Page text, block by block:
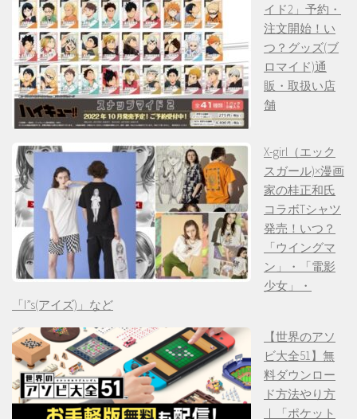
イド2」予約・
注文開始！い
つ？グッズ(ブ
ロマイド)通
販・取扱い店
舗
X-girl（エック
スガール)×漫画
家の桂正和氏
コラボTシャツ
発売！いつ？
「ウイングマ
ン」・「電影
少女」・
「I”s(アイズ)」など
【世界のアソ
ビ大全51】無
料ダウンロー
ド方法やり方
｜「ポケット